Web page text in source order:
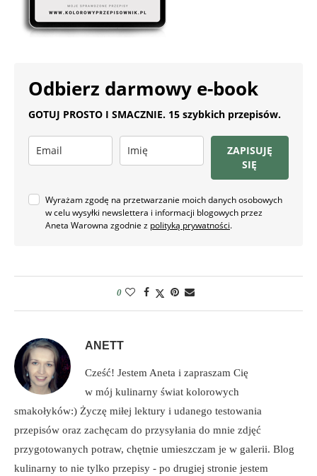
Odbierz darmowy e-book
GOTUJ PROSTO I SMACZNIE. 15 szybkich przepisów.
ZAPISUJĘ
SIĘ
Wyrażam zgodę na przetwarzanie moich danych osobowych
w celu wysyłki newslettera i informacji blogowych przez
Aneta Warowna zgodnie z polityką prywatności.
0
ANETT
Cześć! Jestem Aneta i zapraszam Cię
w mój kulinarny świat kolorowych
smakołyków:) Życzę miłej lektury i udanego testowania
przepisów oraz zachęcam do przysyłania do mnie zdjęć
przygotowanych potraw, chętnie umieszczam je w galerii. Blog
kulinarny to nie tylko przepisy - po drugiej stronie jestem